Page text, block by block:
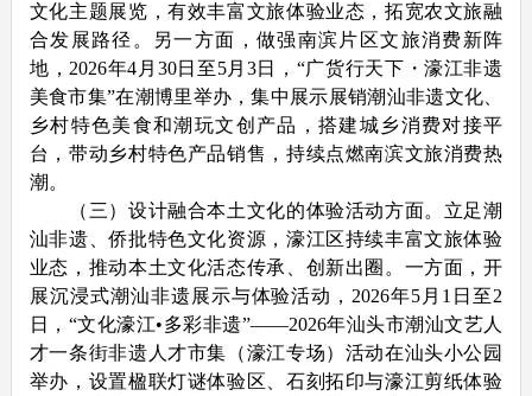
文化主题展览，有效丰富文旅体验业态，拓宽农文旅融
合发展路径。另一方面，做强南滨片区文旅消费新阵
地，2026年4月30日至5月3日，“广货行天下・濠江非遗
美食市集”在潮博里举办，集中展示展销潮汕非遗文化、
乡村特色美食和潮玩文创产品，搭建城乡消费对接平
台，带动乡村特色产品销售，持续点燃南滨文旅消费热
潮。
（三）设计融合本土文化的体验活动方面。立足潮
汕非遗、侨批特色文化资源，濠江区持续丰富文旅体验
业态，推动本土文化活态传承、创新出圈。一方面，开
展沉浸式潮汕非遗展示与体验活动，2026年5月1日至2
日，“文化濠江•多彩非遗”——2026年汕头市潮汕文艺人
才一条街非遗人才市集（濠江专场）活动在汕头小公园
举办，设置楹联灯谜体验区、石刻拓印与濠江剪纸体验